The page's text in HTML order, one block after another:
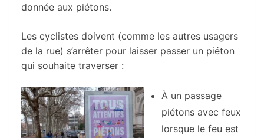
donnée aux piétons.
Les cyclistes doivent (comme les autres usagers
de la rue) s’arrêter pour laisser passer un piéton
qui souhaite traverser :
À un passage
piétons avec feux
lorsque le feu est